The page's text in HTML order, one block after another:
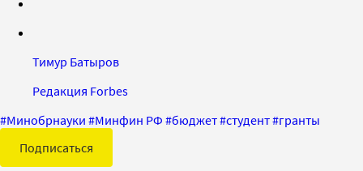
Тимур Батыров
Редакция Forbes
#Минобрнауки #Минфин РФ #бюджет#студент#гранты
Подписаться